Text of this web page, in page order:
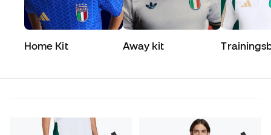
Home Kit Away kit